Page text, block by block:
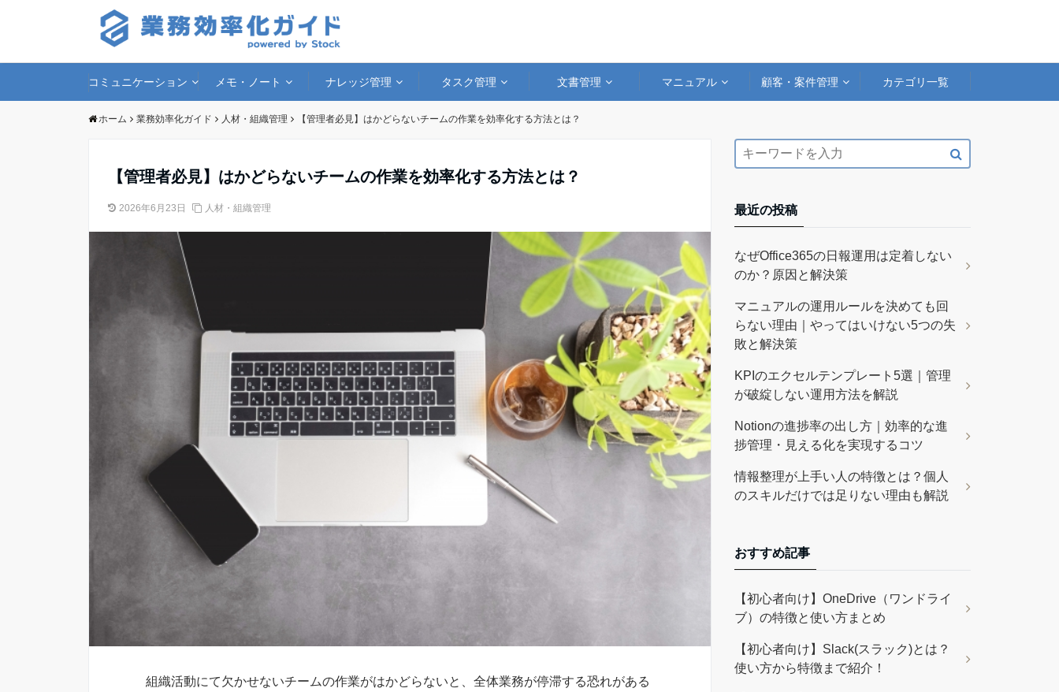
コミュニケーション メモ・ノート ナレッジ管理 タスク管理 文書管理 マニュアル 顧客・案件管理 カテゴリ一覧
ホーム 業務効率化ガイド 人材・組織管理 【管理者必見】はかどらないチームの作業を効率化する方法とは？
【管理者必見】はかどらないチームの作業を効率化する方法とは？
2026年6月23日 人材・組織管理
組織活動にて欠かせないチームの作業がはかどらないと、全体業務が停滞する恐れがある
最近の投稿
なぜOffice365の日報運用は定着しない
のか？原因と解決策
マニュアルの運用ルールを決めても回
らない理由｜やってはいけない5つの失
敗と解決策
KPIのエクセルテンプレート5選｜管理
が破綻しない運用方法を解説
Notionの進捗率の出し方｜効率的な進
捗管理・見える化を実現するコツ
情報整理が上手い人の特徴とは？個人
のスキルだけでは足りない理由も解説
おすすめ記事
【初心者向け】OneDrive（ワンドライ
ブ）の特徴と使い方まとめ
【初心者向け】Slack(スラック)とは？
使い方から特徴まで紹介！